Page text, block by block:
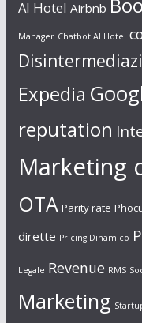
AI Hotel Airbnb
Manager Chatbot AI Hotel
Expedia
reputation
Marketing
OTA Parity rate
dirette Pricing Dinamico
Legale Revenue RMS
Marketing